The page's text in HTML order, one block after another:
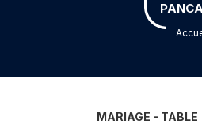
MARIAGE - TABLE